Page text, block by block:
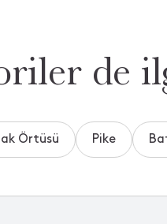
de
Örtüsü Pike